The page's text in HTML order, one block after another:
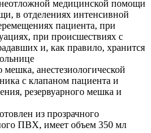
медицинской помощи
в отделениях интенсивной
пациента, при
при происшествиях с
и, как правило, хранится
анестезиологической
с клапаном пациента и
резервуарного мешка и
из прозрачного
ПВХ, имеет объем 350 мл